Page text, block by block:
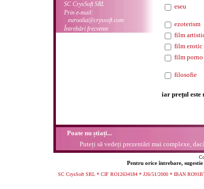
SC CrysSoft SRL
Prin e-mail:
euroalia@cryssoft.com
Întrebări frecvente
eseu
ezoterism
film
film erotic
film porno
filosofie
iar preţul este
Poate nu știați...
Puteți să vedeți prezentări mai complexe,
Pentru orice întrebare,
SC CrysSoft SRL * CIF RO12634184 * J26/51/2000 * IBAN